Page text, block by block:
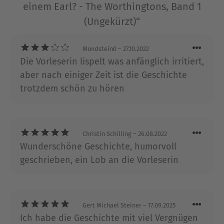
Hoffnung aufgegeben, je eine Frau zu finden, die
sowohl seinen Geist als auch seinen Körper
sinnliche, intelligente Frau an. Was könnte
perfekter sein? - Nur, dass die geheimnisvolle
Grace sich nach einer sinnlichen Liebesnacht
weigert, irgendetwas mit ihm zu tun zu haben.
einen Mann ist, der seinem Herzen folgen will ...
Ausblenden
einem Earl? - The Worthingtons, Band 1
(Ungekürzt)“
Mondstein0 – 27.10.2022
Die Vorleserin lispelt was anfänglich irritiert,
aber nach einiger Zeit ist die Geschichte
trotzdem schön zu hören
Christin Schilling – 26.08.2022
Wunderschöne Geschichte, humorvoll
geschrieben, ein Lob an die Vorleserin
Gert Michael Steiner – 17.09.2025
Ich habe die Geschichte mit viel Vergnügen